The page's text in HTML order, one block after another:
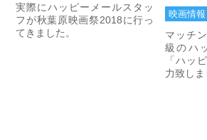
実際にハッピーメールスタッ
フが秋葉原映画祭2018に行っ
てきました。
映画情報
マッチ
級のハ
「ハッ
力致しま